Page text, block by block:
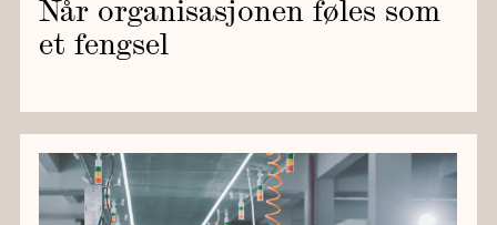
Når organisasjonen føles som
et fengsel